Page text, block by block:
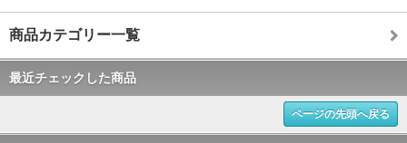
商品カテゴリー一覧
最近チェックした商品
ページの先頭へ戻る